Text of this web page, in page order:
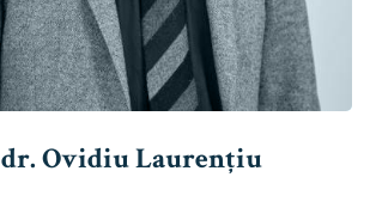
Ovidiu Laurențiu